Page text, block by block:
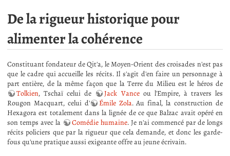
De la rigueur historique pour
alimenter la cohérence
Constituant fondateur de Qit'a, le Moyen-Orient des croisades n'est pas
que le cadre qui accueille les récits. Il s'agit d'en faire un personnage à
part entière, de la même façon que la Terre du Milieu est le héros de
Tolkien, Tschaï celui de Jack Vanceou l'Empire, à travers les
Rougon Macquart, celui d'
Émile Zola. Au final, la construction de
Hexagora est totalement dans la lignée de ce que Balzac avait opéré en
son temps avec la
Comédie humaine. Je n'ai commencé par de longs
récits policiers que par la rigueur que cela demande, et donc les garde-
fous qu'une pratique aussi exigeante offre au jeune écrivain.